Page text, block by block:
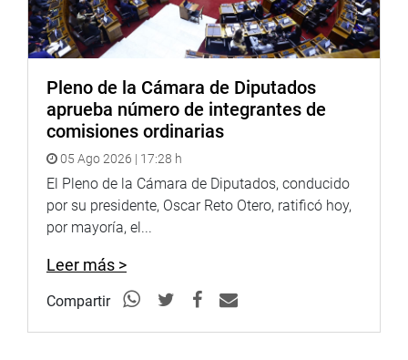
Pleno de la Cámara de Diputados
aprueba número de integrantes de
comisiones ordinarias
05 Ago 2026 | 17:28 h
El Pleno de la Cámara de Diputados, conducido
por su presidente, Oscar Reto Otero, ratificó hoy,
por mayoría, el...
Leer más >
Compartir